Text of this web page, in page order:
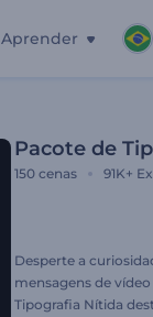
Aprender
Pacote de
150 cenas 91K+
Desperte a
mensagens de
Tipografia Nítida